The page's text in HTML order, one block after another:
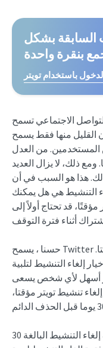
السابقة بشكل
بنقرة واحدة
باستخدام تويتر
الاجتماعي تسمح
القليل منها فقط يسمح
المستخدمين. من العدل
ذلك، لا يزال العديد
هذا هو السبب في أن
التنشيط هي هل يمكنك
قد تحتاج أولاً إلى
حسنا ، يسمح Twitter للمستخدمين بإلغاء تنشيط حساباتهم مؤقتا.
إلغاء التنشيط لتلبية
أسهل لأي شخص يسعى
تنشيط تويتر مؤقتا،
لذلك ، يجب عليك إعادة تنشيطه خلال فترة إلغاء التنشيط البالغة 30